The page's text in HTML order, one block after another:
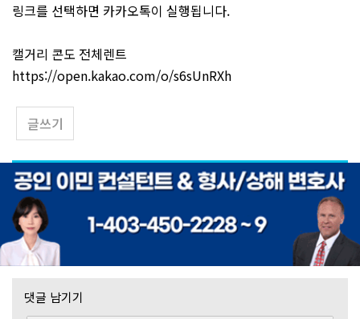
링크를 선택하면 카카오톡이 실행됩니다.
캘거리 콘도 전체렌트
https://open.kakao.com/o/s6sUnRXh
글쓰기
댓글 남기기